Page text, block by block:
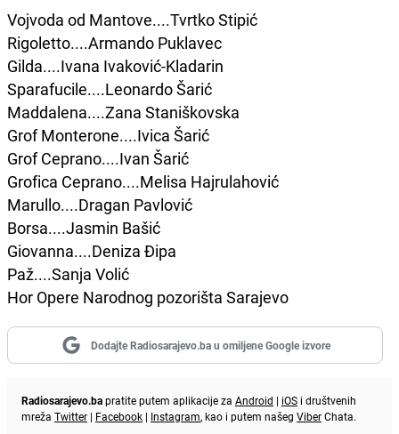
Vojvoda od Mantove....Tvrtko Stipić
Rigoletto....Armando Puklavec
Gilda....Ivana Ivaković-Kladarin
Sparafucile....Leonardo Šarić
Maddalena....Zana Staniškovska
Grof Monterone....Ivica Šarić
Grof Ceprano....Ivan Šarić
Grofica Ceprano....Melisa Hajrulahović
Marullo....Dragan Pavlović
Borsa....Jasmin Bašić
Giovanna....Deniza Đipa
Paž....Sanja Volić
Hor Opere Narodnog pozorišta Sarajevo
Dodajte Radiosarajevo.ba u omiljene Google izvore
Radiosarajevo.bapratite putem aplikacije za Android | iOS i društvenih
mreža Twitter | Facebook | Instagram, kao i putem našeg ViberChata.